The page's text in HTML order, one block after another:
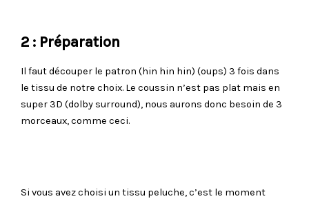
2 : Préparation
Il faut découper le patron (hin hin hin) (oups) 3 fois dans
le tissu de notre choix. Le coussin n’est pas plat mais en
super 3D (dolby surround), nous aurons donc besoin de 3
morceaux, comme ceci.
Si vous avez choisi un tissu peluche, c’est le moment